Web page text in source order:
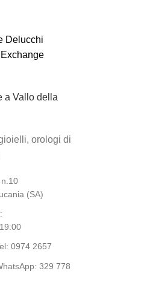
Delucchi
orologi di
(SA)
:
0974 2657
329 778